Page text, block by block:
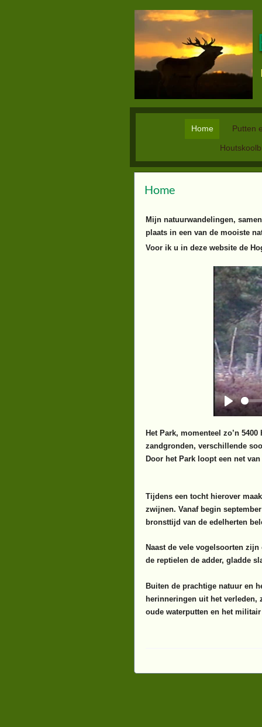
Home Putten
Home
Mijn natuurwandelingen,
plaats in een van de mooiste
Voor ik u in deze website de
Het Park, momenteel zo’n
zandgronden, verschillende
Door het Park loopt een net
Tijdens een tocht hierover
zwijnen. Vanaf begin
bronsttijd van de edelherten
Naast de vele vogelsoorten
de reptielen de adder, gladde
Buiten de prachtige natuur en
herinneringen uit het verleden,
oude waterputten en het